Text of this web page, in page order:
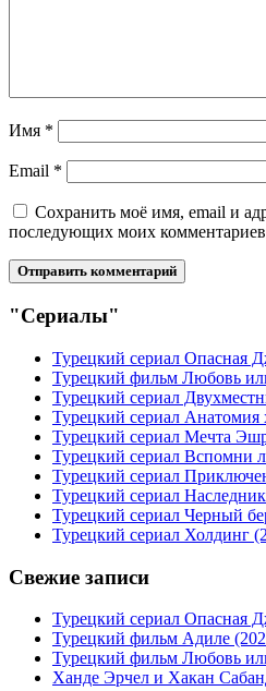
Имя *
Email *
Сохранить моё имя, email и
последующих моих
"Сериалы"
Турецкий сериал Опасная
Турецкий фильм Любовь
Турецкий сериал
Турецкий сериал Анатомия
Турецкий сериал Мечта
Турецкий сериал Вспомни
Турецкий сериал
Турецкий сериал
Турецкий сериал Черный
Турецкий сериал Холдинг
Свежие записи
Турецкий сериал Опасная
Турецкий фильм Адиле
Турецкий фильм Любовь
Ханде Эрчел и Хакан